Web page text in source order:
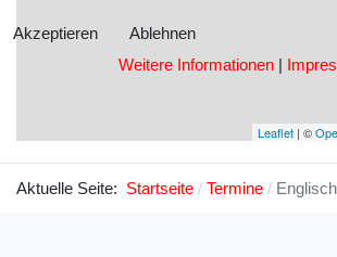
Leaflet | ©
Aktuelle Seite: Startseite Termine
Akzeptieren
Ablehnen
Weitere Informationen |